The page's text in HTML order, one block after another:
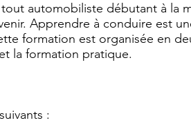
tout automobiliste débutant à la
Apprendre à conduire est
formation est organisée en
la formation pratique.
: